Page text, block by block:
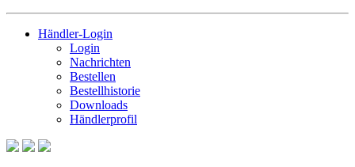
Händler-Login
Login
Nachrichten
Bestellen
Bestellhistorie
Downloads
Händlerprofil